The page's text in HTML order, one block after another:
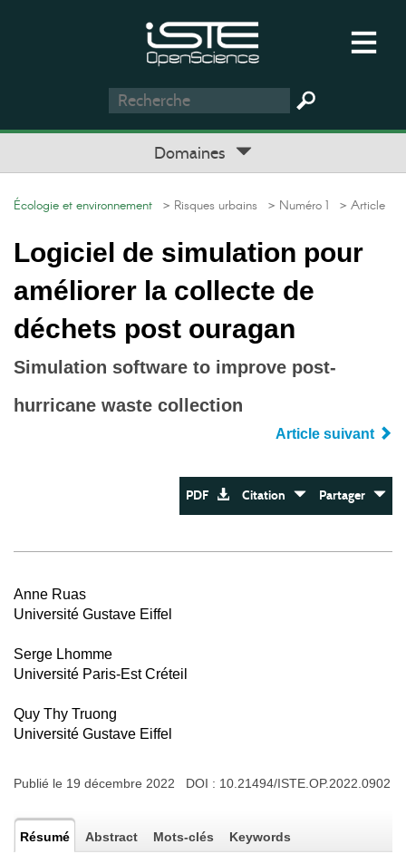
Domaines
Écologie et environnement > Risques urbains > Numéro 1 > Article
Logiciel de simulation pour
améliorer la collecte de
déchets post ouragan
Simulation software to improve post-
hurricane waste collection
Article suivant
PDF Citation Partager
Anne Ruas
Université Gustave Eiffel
Serge Lhomme
Université Paris-Est Créteil
Quy Thy Truong
Université Gustave Eiffel
Publié le 19 décembre 2022 DOI : 10.21494/ISTE.OP.2022.0902
Résumé Abstract Mots-clés Keywords